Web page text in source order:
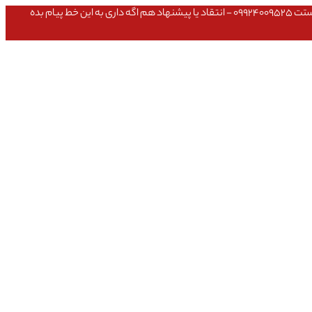
عشق داداش قیمتای سایت به روزه،خرید عمده داشتی یا مشکلی تو خرید از سایت ۰۹۱۰۹۸۰۸۵۶۵- مشکلی بعد از خریدت داشتی ۰۹۱۹۱۴۹۳۵۴۶ - پیگیری ارسال بستت ۰۹۹۲۴۰۰۹۵۲۵ - انتقاد یا پیشنهاد هم اگه داری به این خط پیام بده